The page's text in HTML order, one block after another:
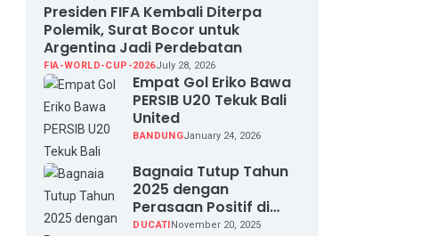
Presiden FIFA Kembali Diterpa
Polemik, Surat Bocor untuk
Argentina Jadi Perdebatan
FIA-WORLD-CUP-2026July 28, 2026
Empat Gol Eriko Bawa
PERSIB U20 Tekuk Bali
United
BANDUNGJanuary 24, 2026
Bagnaia Tutup Tahun
2025 dengan
Perasaan Positif di
Valencia Test
DUCATINovember 20, 2025